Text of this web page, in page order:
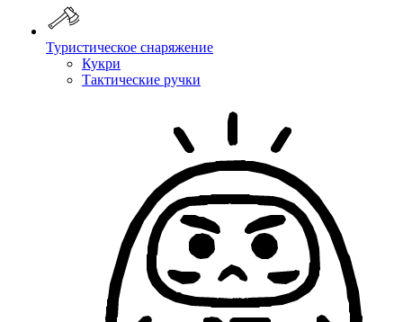
Туристическое снаряжение
Кукри
Тактические ручки